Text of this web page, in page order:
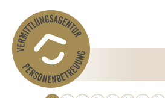
Direkt zum Inhalt